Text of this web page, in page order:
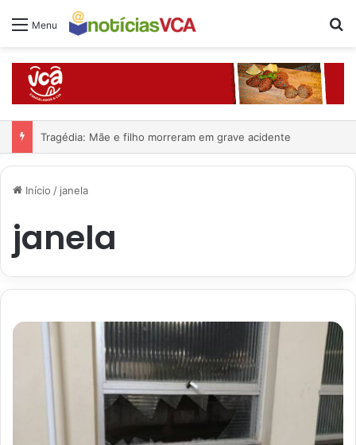
Menu
Conquista: Atropelamento na Olívia Flores; veja o vídeo
Início / janela
janela